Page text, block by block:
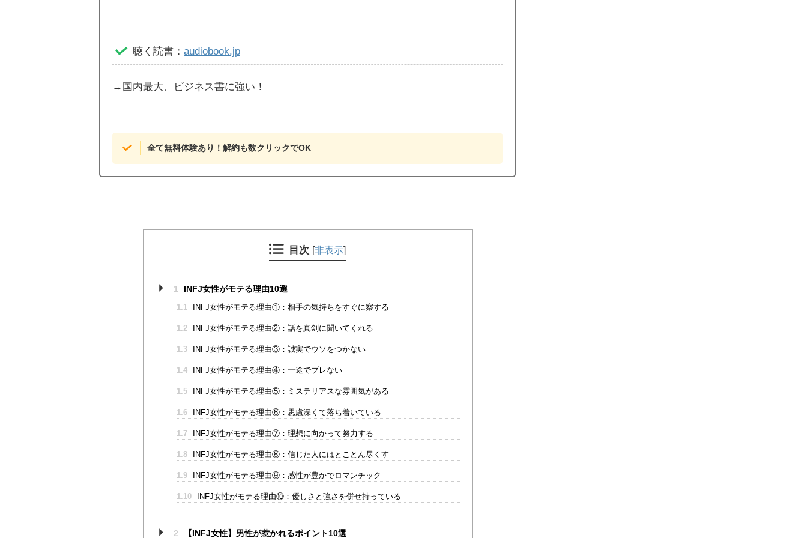
聴く読書： audiobook.jp
→国内最大、ビジネス書に強い！
全て無料体験あり！解約も数クリックでOK
目次 [非表示]
1 INFJ女性がモテる理由10選
1.1 INFJ女性がモテる理由①：相手の気持ちをすぐに察する
1.2 INFJ女性がモテる理由②：話を真剣に聞いてくれる
1.3 INFJ女性がモテる理由③：誠実でウソをつかない
1.4 INFJ女性がモテる理由④：一途でブレない
1.5 INFJ女性がモテる理由⑤：ミステリアスな雰囲気がある
1.6 INFJ女性がモテる理由⑥：思慮深くて落ち着いている
1.7 INFJ女性がモテる理由⑦：理想に向かって努力する
1.8 INFJ女性がモテる理由⑧：信じた人にはとことん尽くす
1.9 INFJ女性がモテる理由⑨：感性が豊かでロマンチック
1.10 INFJ女性がモテる理由⑩：優しさと強さを併せ持っている
2 【INFJ女性】男性が惹かれるポイント10選